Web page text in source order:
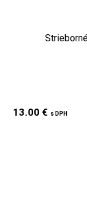
13.00 € s DPH